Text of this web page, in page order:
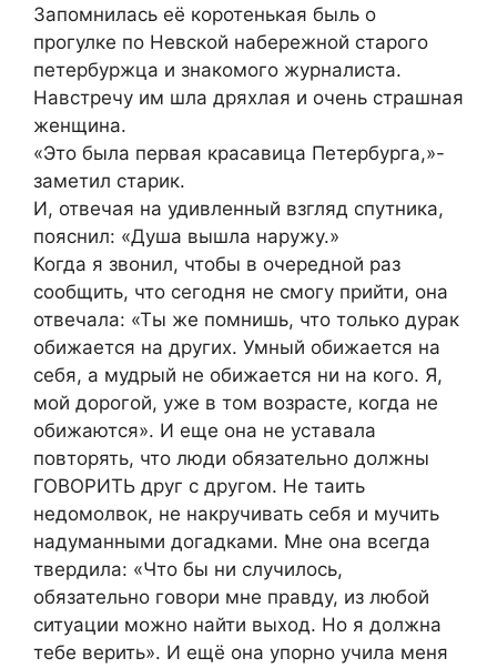
Запомнилась её коротенькая быль о
прогулке по Невской набережной старого
петербуржца и знакомого журналиста.
Навстречу им шла дряхлая и очень страшная
женщина.
«Это была первая красавица Петербурга,»-
заметил старик.
И, отвечая на удивленный взгляд спутника,
пояснил: «Душа вышла наружу.»
Когда я звонил, чтобы в очередной раз
сообщить, что сегодня не смогу прийти, она
отвечала: «Ты же помнишь, что только дурак
обижается на других. Умный обижается на
себя, а мудрый не обижается ни на кого. Я,
мой дорогой, уже в том возрасте, когда не
обижаются». И еще она не уставала
повторять, что люди обязательно должны
ГОВОРИТЬ друг с другом. Не таить
недомолвок, не накручивать себя и мучить
надуманными догадками. Мне она всегда
твердила: «Что бы ни случилось,
обязательно говори мне правду, из любой
ситуации можно найти выход. Но я должна
тебе верить». И ещё она упорно учила меня